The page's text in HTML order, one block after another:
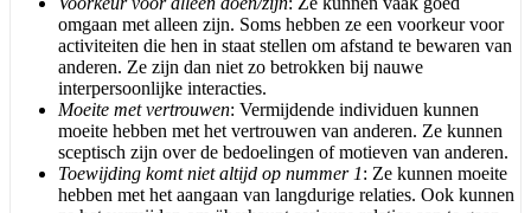
omgaan met alleen zijn. Soms hebben ze een voorkeur voor
activiteiten die hen in staat stellen om afstand te bewaren van
anderen. Ze zijn dan niet zo betrokken bij nauwe
interpersoonlijke interacties.
Moeite met vertrouwen: Vermijdende individuen kunnen
moeite hebben met het vertrouwen van anderen. Ze kunnen
sceptisch zijn over de bedoelingen of motieven van anderen.
Toewijding komt niet altijd op nummer 1: Ze kunnen moeite
hebben met het aangaan van langdurige relaties. Ook kunnen